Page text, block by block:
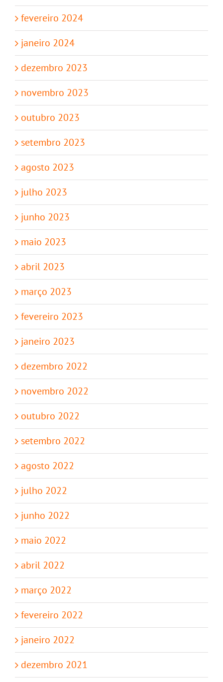
fevereiro 2024
janeiro 2024
dezembro 2023
novembro 2023
outubro 2023
setembro 2023
agosto 2023
julho 2023
junho 2023
maio 2023
abril 2023
março 2023
fevereiro 2023
janeiro 2023
dezembro 2022
novembro 2022
outubro 2022
setembro 2022
agosto 2022
julho 2022
junho 2022
maio 2022
abril 2022
março 2022
fevereiro 2022
janeiro 2022
dezembro 2021